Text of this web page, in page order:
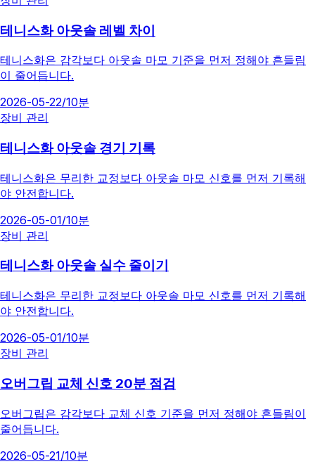
테니스화 아웃솔 레벨 차이
테니스화은 감각보다 아웃솔 마모 기준을 먼저 정해야 흔들림
이 줄어듭니다.
2026-05-22/10분
장비 관리
테니스화 아웃솔 경기 기록
테니스화은 무리한 교정보다 아웃솔 마모 신호를 먼저 기록해
야 안전합니다.
2026-05-01/10분
장비 관리
테니스화 아웃솔 실수 줄이기
테니스화은 무리한 교정보다 아웃솔 마모 신호를 먼저 기록해
야 안전합니다.
2026-05-01/10분
장비 관리
오버그립 교체 신호 20분 점검
오버그립은 감각보다 교체 신호 기준을 먼저 정해야 흔들림이
줄어듭니다.
2026-05-21/10분